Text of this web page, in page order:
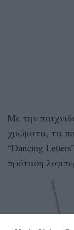
Με την
χρώματα, τα
“Dancing
πρόταση